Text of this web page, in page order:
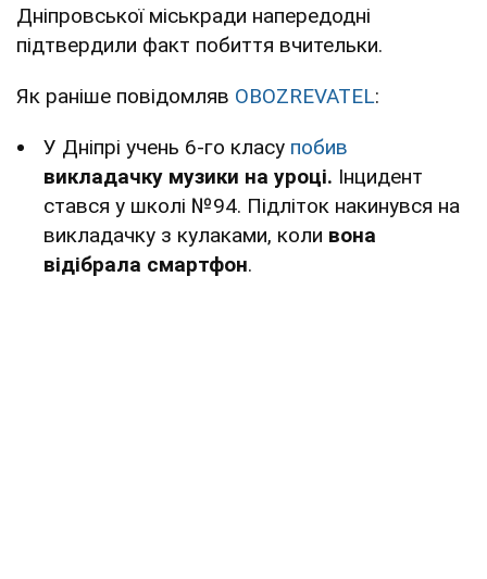
Дніпровської міськради напередодні
підтвердили факт побиття вчительки.
Як раніше повідомляв OBOZREVATEL:
У Дніпрі учень 6-го класу побив
викладачку музики на уроці. Інцидент
стався у школі №94. Підліток накинувся на
викладачку з кулаками, коли вона
відібрала смартфон.